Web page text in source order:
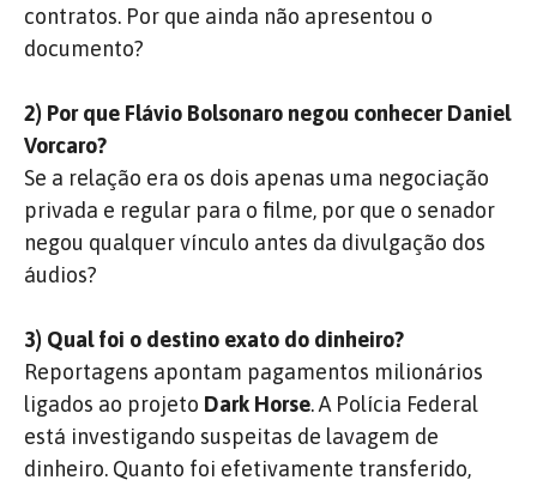
contratos. Por que ainda não apresentou o
documento?
2) Por que Flávio Bolsonaro negou conhecer Daniel
Vorcaro?
Se a relação era os dois apenas uma negociação
privada e regular para o filme, por que o senador
negou qualquer vínculo antes da divulgação dos
áudios?
3) Qual foi o destino exato do dinheiro?
Reportagens apontam pagamentos milionários
ligados ao projeto Dark Horse. A Polícia Federal
está investigando suspeitas de lavagem de
dinheiro. Quanto foi efetivamente transferido,